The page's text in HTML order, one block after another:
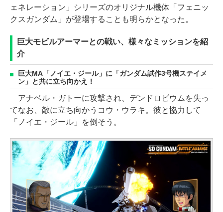
ェネレーション」シリーズのオリジナル機体「フェニッ
クスガンダム」が登場することも明らかとなった。
巨大モビルアーマーとの戦い、様々なミッションを紹
介
巨大MA「ノイエ・ジール」に「ガンダム試作3号機ステイメ
ン」と共に立ち向かえ！
アナベル・ガトーに攻撃され、デンドロビウムを失っ
てなお、敵に立ち向かうコウ・ウラキ。彼と協力して
「ノイエ・ジール」を倒そう。